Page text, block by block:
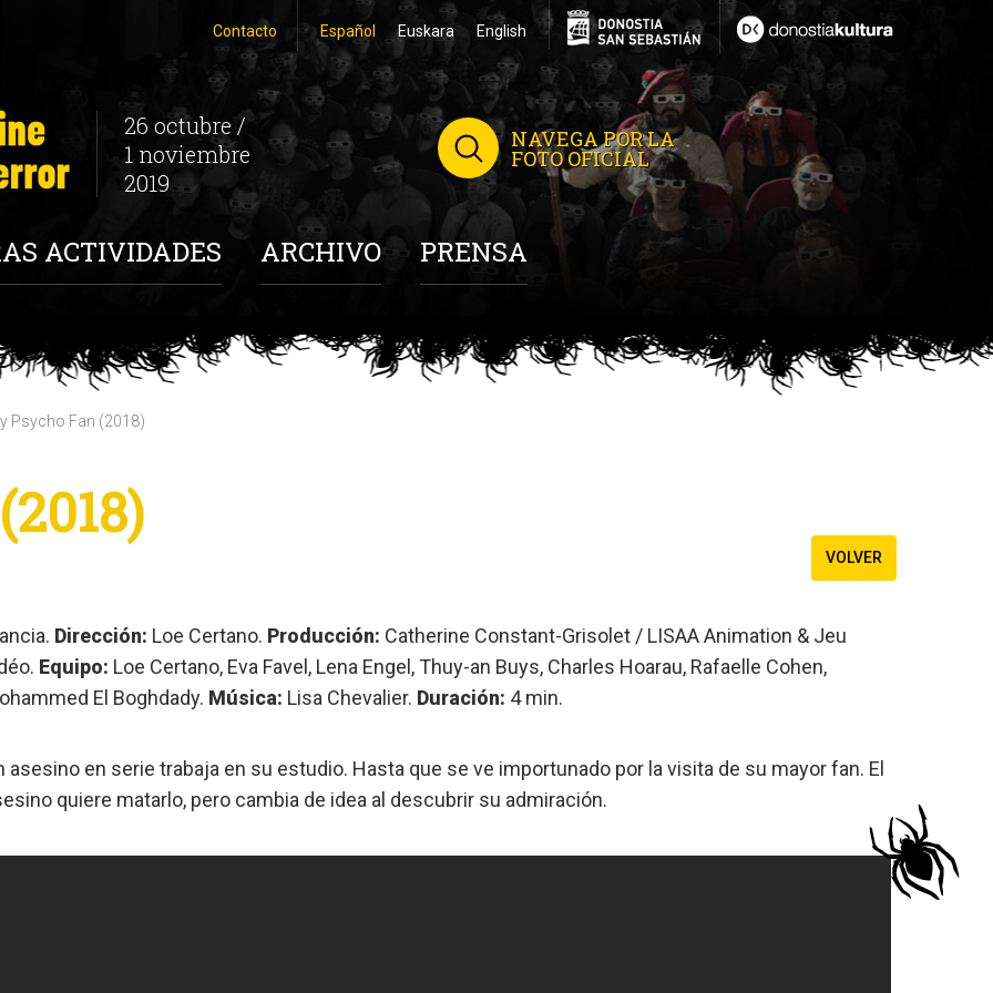
Español Euskara English
Contacto
26 octubre /
1 noviembre
2019
NAVEGA POR LA
FOTO OFICIAL
ACTIVIDADES ARCHIVO PRENSA
Psycho Fan (2018)
VOLVER
Dirección: Loe Certano. Producción: Catherine Constant-Grisolet / LISAA Animation & Jeu
Equipo: Loe Certano, Eva Favel, Lena Engel, Thuy-an Buys, Charles Hoarau, Rafaelle Cohen,
El Boghdady. Música: Lisa Chevalier. Duración: 4 min.
asesino en serie trabaja en su estudio. Hasta que se ve importunado por la visita de su mayor fan. El
quiere matarlo, pero cambia de idea al descubrir su admiración.